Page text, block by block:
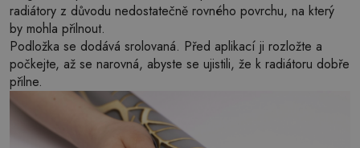
radiátory z důvodu nedostatečně rovného povrchu, na který
by mohla přilnout.
Podložka se dodává srolovaná. Před aplikací ji rozložte a
počkejte, až se narovná, abyste se ujistili, že k radiátoru dobře
přilne.